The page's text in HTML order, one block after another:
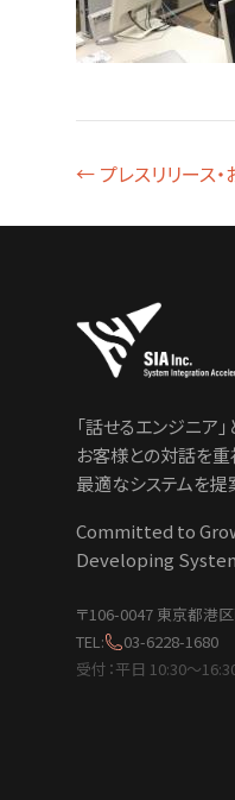
← プレスリリース
「話せるエンジニア」
お客様との対話を重
最適なシステムを提
Committed to
Developing
〒106-0047 東京都港
TEL:
03-6228-1680
受付：平日 10:30〜